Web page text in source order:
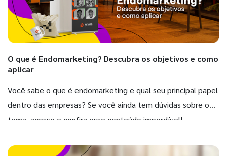
O que é Endomarketing? Descubra os objetivos e como
aplicar
Você sabe o que é endomarketing e qual seu principal papel
dentro das empresas? Se você ainda tem dúvidas sobre o
tema, acesse e confira esse conteúdo imperdível!